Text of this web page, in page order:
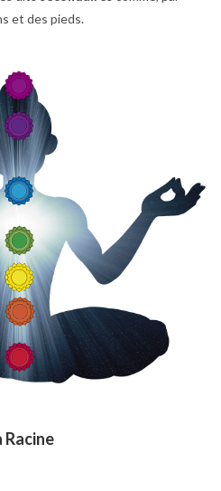
et des pieds.
Racine